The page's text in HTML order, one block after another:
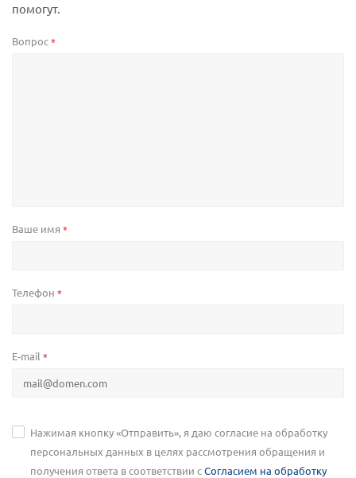
помогут.
Вопрос*
Ваше имя *
Телефон *
E-mail *
Нажимая кнопку «Отправить», я даю согласие на обработку
персональных данных в целях рассмотрения обращения и
получения ответа в соответствии сСогласием на обработку